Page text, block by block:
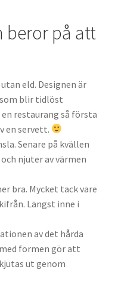
beror på att
eld. Designen är
blir tidlöst
restaurang så första
en servett.
Senare på kvällen
njuter av värmen
bra. Mycket tack vare
Längst inne i
av det hårda
formen gör att
ut genom